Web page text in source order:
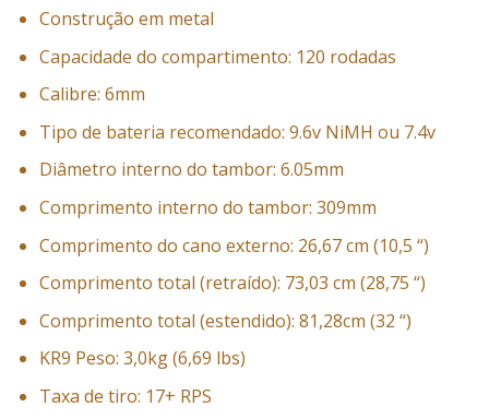
Construção em metal
Capacidade do compartimento: 120 rodadas
Calibre: 6mm
Tipo de bateria recomendado: 9.6v NiMH ou 7.4v
Diâmetro interno do tambor: 6.05mm
Comprimento interno do tambor: 309mm
Comprimento do cano externo: 26,67 cm (10,5 “)
Comprimento total (retraído): 73,03 cm (28,75 “)
Comprimento total (estendido): 81,28cm (32 “)
KR9 Peso: 3,0kg (6,69 lbs)
Taxa de tiro: 17+ RPS